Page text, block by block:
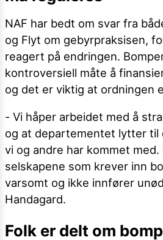
NAF har bedt om svar fra
og Flyt om gebyrpraksisen,
reagert på endringen.
kontroversiell måte å
og det er viktig at ordningen
- Vi håper arbeidet med å
og at departementet lytter til
vi og andre har kommet
selskapene som krever inn
varsomt og ikke innfører
Handagard.
Folk er delt om